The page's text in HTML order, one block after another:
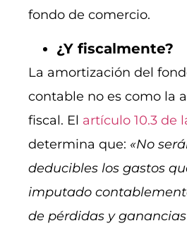
fondo de comercio.
¿Y fiscalmente?
La amortización del
contable no es como la
fiscal. El artículo 10.3 de
determina que: «No
deducibles los gastos
imputado
de pérdidas y